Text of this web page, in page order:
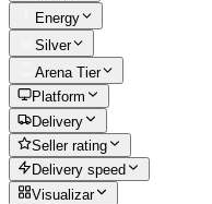
Energy
Silver
Arena Tier
Platform
Delivery
Seller rating
Delivery speed
Visualizar